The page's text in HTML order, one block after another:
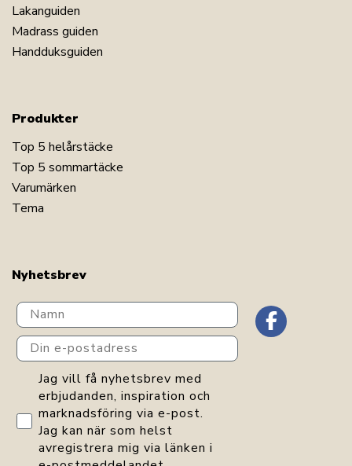
Lakanguiden
Madrass guiden
Handduksguiden
Produkter
Top 5 helårstäcke
Top 5 sommartäcke
Varumärken
Tema
Nyhetsbrev
Navn
Din e-postadress
GDPR consent
Jag vill få nyhetsbrev med
erbjudanden, inspiration och
marknadsföring via e-post.
Jag kan när som helst
avregistrera mig via länken i